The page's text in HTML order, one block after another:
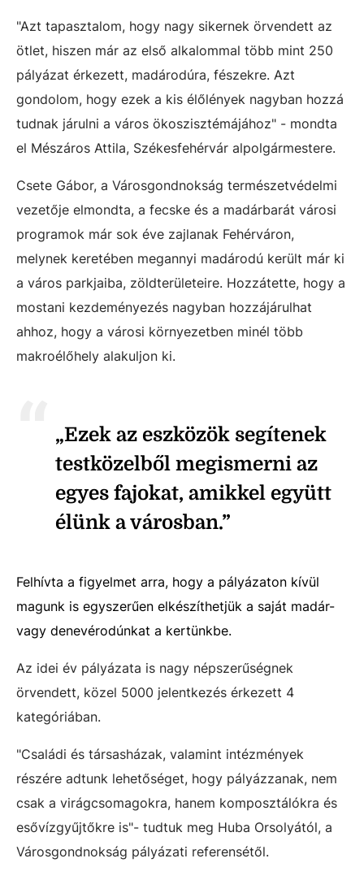
"Azt tapasztalom, hogy nagy sikernek örvendett az
ötlet, hiszen már az első alkalommal több mint 250
pályázat érkezett, madárodúra, fészekre. Azt
gondolom, hogy ezek a kis élőlények nagyban hozzá
tudnak járulni a város ökoszisztémájához" - mondta
el Mészáros Attila, Székesfehérvár alpolgármestere.
Csete Gábor, a Városgondnokság természetvédelmi
vezetője elmondta, a fecske és a madárbarát városi
programok már sok éve zajlanak Fehérváron,
melynek keretében megannyi madárodú került már ki
a város parkjaiba, zöldterületeire. Hozzátette, hogy a
mostani kezdeményezés nagyban hozzájárulhat
ahhoz, hogy a városi környezetben minél több
makroélőhely alakuljon ki.
„Ezek az eszközök segítenek
testközelből megismerni az
egyes fajokat, amikkel együtt
élünk a városban.”
Felhívta a figyelmet arra, hogy a pályázaton kívül
magunk is egyszerűen elkészíthetjük a saját madár-
vagy denevérodúnkat a kertünkbe.
Az idei év pályázata is nagy népszerűségnek
örvendett, közel 5000 jelentkezés érkezett 4
kategóriában.
"Családi és társasházak, valamint intézmények
részére adtunk lehetőséget, hogy pályázzanak, nem
csak a virágcsomagokra, hanem komposztálókra és
esővízgyűjtőkre is"- tudtuk meg Huba Orsolyától, a
Városgondnokság pályázati referensétől.